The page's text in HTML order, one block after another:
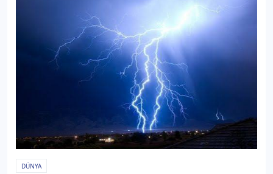
DÜNYA